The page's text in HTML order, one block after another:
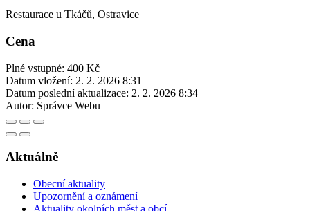
Restaurace u Tkáčů, Ostravice
Cena
Plné vstupné: 400 Kč
Datum vložení: 2. 2. 2026 8:31
Datum poslední aktualizace: 2. 2. 2026 8:34
Autor: Správce Webu
Aktuálně
Obecní aktuality
Upozornění a oznámení
Aktuality okolních měst a obcí